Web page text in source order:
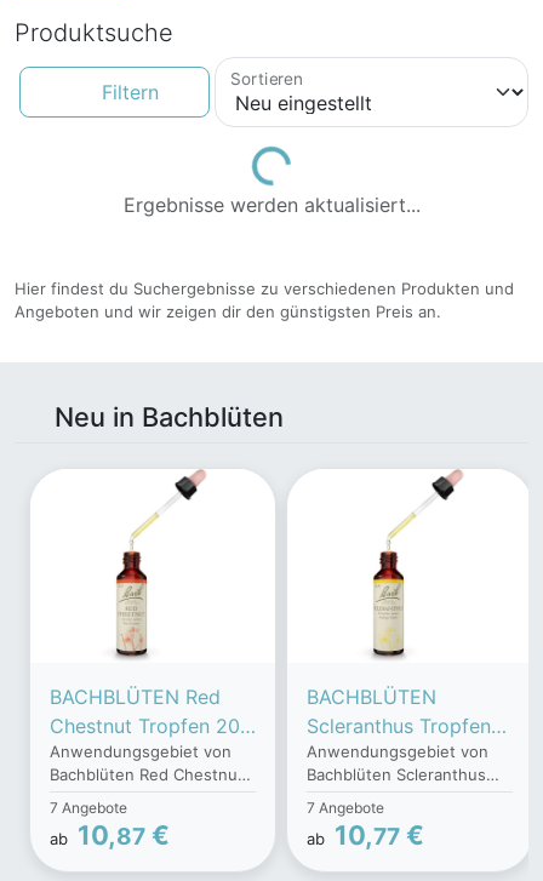
Produktsuche
Filtern
Sortieren
Loading...
Ergebnisse werden aktualisiert...
Hier findest du Suchergebnisse zu verschiedenen Produkten und
Angeboten und wir zeigen dir den günstigsten Preis an.
Neu in Bachblüten
BACHBLÜTEN Red
Chestnut Tropfen 20
ml
Anwendungsgebiet von
Bachblüten Red Chestnut
TropfenGefühlsbeschreibu
ng:Wenn Sie sich stark um
andere Menschen sorgen,
sind Bachblüten Red
7 Angebote
ab 10,87 €
BACHBLÜTEN
Scleranthus Tropfen
20 ml
Anwendungsgebiet von
Bachblüten Scleranthus
TropfenGefühlsbeschreibu
ng:Wenn Sie sich schwer
zwischen zwei Dingen
entscheiden können, sind
7 Angebote
ab 10,77 €